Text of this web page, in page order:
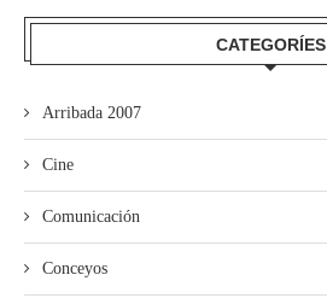
CATEGORÍES
Arribada 2007
Cine
Comunicación
Conceyos